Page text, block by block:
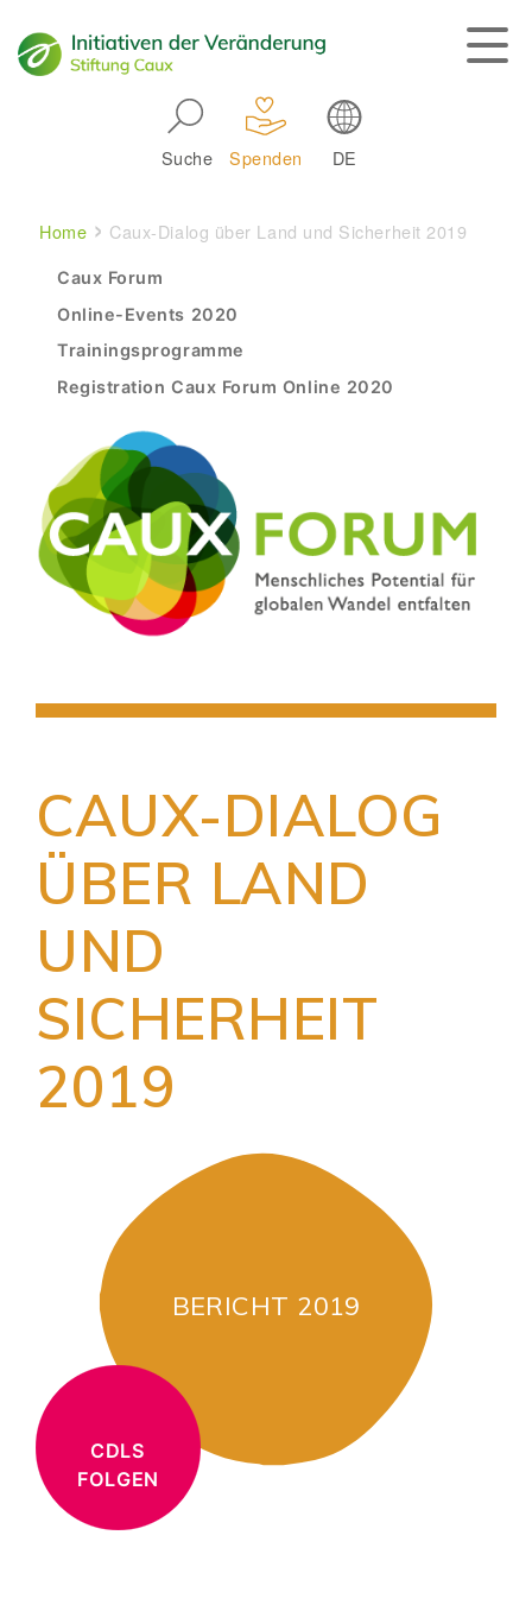
Suche Spenden DE
Breadcrumb
Home Caux-Dialog über Land und Sicherheit 2019
Experience The CAUX Forum
Caux Forum
Online-Events 2020
Trainingsprogramme
Registration Caux Forum Online 2020
CAUX-DIALOG
ÜBER LAND
UND
SICHERHEIT
2019
BERICHT 2019
CDLS
FOLGEN